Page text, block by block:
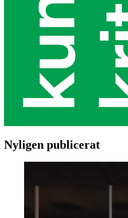
Nyligen publicerat